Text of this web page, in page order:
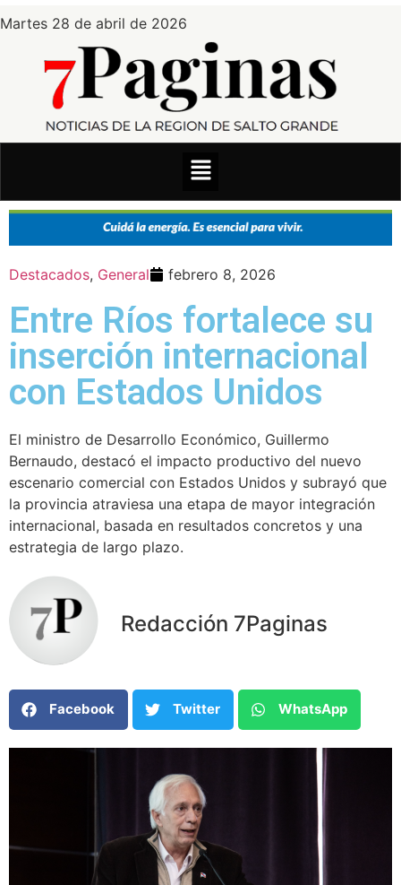
Martes 28 de abril de 2026
Destacados, General febrero 8, 2026
Entre Ríos fortalece su
inserción internacional
con Estados Unidos
El ministro de Desarrollo Económico, Guillermo
Bernaudo, destacó el impacto productivo del nuevo
escenario comercial con Estados Unidos y subrayó que
la provincia atraviesa una etapa de mayor integración
internacional, basada en resultados concretos y una
estrategia de largo plazo.
Redacción 7Paginas
Facebook Twitter WhatsApp